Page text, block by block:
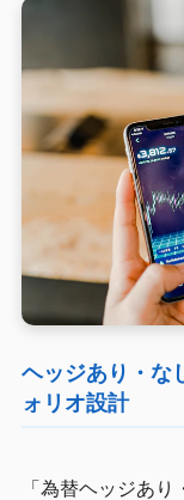
ヘッジあり・な
ォリオ設計
「為替ヘッジあ